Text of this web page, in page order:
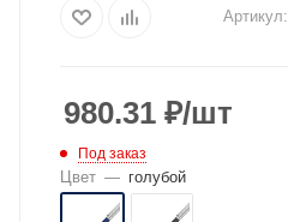
Артикул:
980.31₽/шт
Под заказ
Цвет — голубой